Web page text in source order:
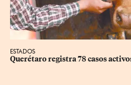
ESTADOS
Querétaro registra 78 casos